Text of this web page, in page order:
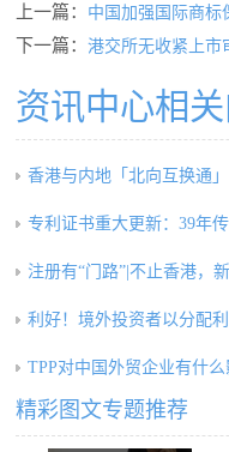
上一篇： 中国加强国际商标
下一篇： 港交所无收紧上市
资讯中心相
香港与内地「北向互换通
专利证书重大更新：39年
注册有“门路”|不止香港，
利好！境外投资者以分配
TPP对中国外贸企业有什
精彩图文专题推荐